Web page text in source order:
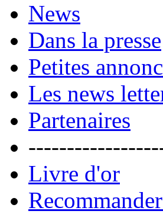
News
Dans la presse
Petites
Les news
Partenaires
Livre d'or